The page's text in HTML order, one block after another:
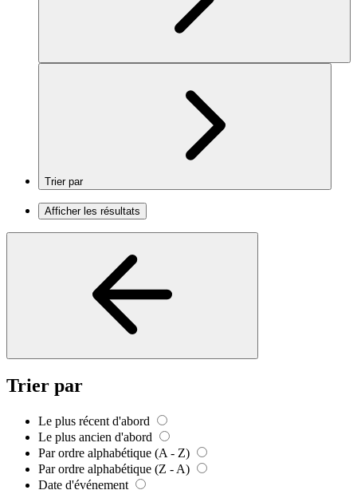
Trier par
Afficher les résultats
Trier par
Le plus récent d'abord
Le plus ancien d'abord
Par ordre alphabétique (A - Z)
Par ordre alphabétique (Z - A)
Date d'événement